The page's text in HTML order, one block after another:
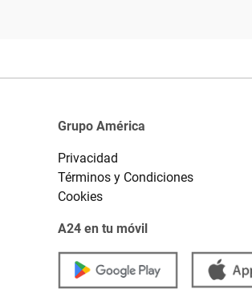
Grupo América
Privacidad
Términos y Condiciones
Cookies
A24 en tu móvil